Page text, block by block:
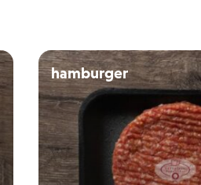
hamburger